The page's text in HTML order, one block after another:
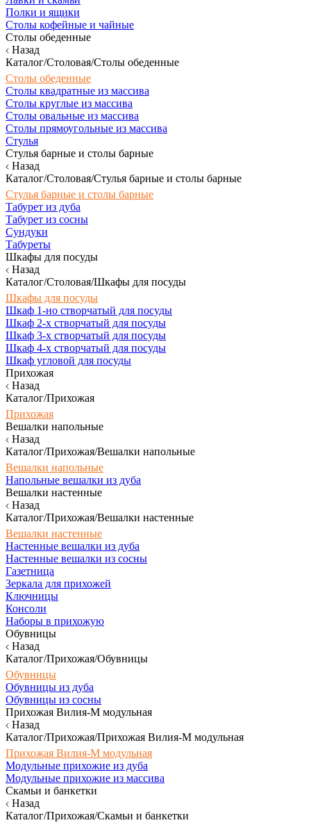
Полки и ящики
Столы кофейные и чайные
Столы обеденные
Назад
Каталог/Столовая/Столы обеденные
Столы обеденные
Столы квадратные из массива
Столы круглые из массива
Столы овальные из массива
Столы прямоугольные из массива
Стулья
Стулья барные и столы барные
Назад
Каталог/Столовая/Стулья барные и столы барные
Стулья барные и столы барные
Табурет из дуба
Табурет из сосны
Сундуки
Табуреты
Шкафы для посуды
Назад
Каталог/Столовая/Шкафы для посуды
Шкафы для посуды
Шкаф 1-но створчатый для посуды
Шкаф 2-х створчатый для посуды
Шкаф 3-х створчатый для посуды
Шкаф 4-х створчатый для посуды
Шкаф угловой для посуды
Прихожая
Назад
Каталог/Прихожая
Прихожая
Вешалки напольные
Назад
Каталог/Прихожая/Вешалки напольные
Вешалки напольные
Напольные вешалки из дуба
Вешалки настенные
Назад
Каталог/Прихожая/Вешалки настенные
Вешалки настенные
Настенные вешалки из дуба
Настенные вешалки из сосны
Газетница
Зеркала для прихожей
Ключницы
Консоли
Наборы в прихожую
Обувницы
Назад
Каталог/Прихожая/Обувницы
Обувницы
Обувницы из дуба
Обувницы из сосны
Прихожая Вилия-М модульная
Назад
Каталог/Прихожая/Прихожая Вилия-М модульная
Прихожая Вилия-М модульная
Модульные прихожие из дуба
Модульные прихожие из массива
Скамьи и банкетки
Назад
Каталог/Прихожая/Скамьи и банкетки